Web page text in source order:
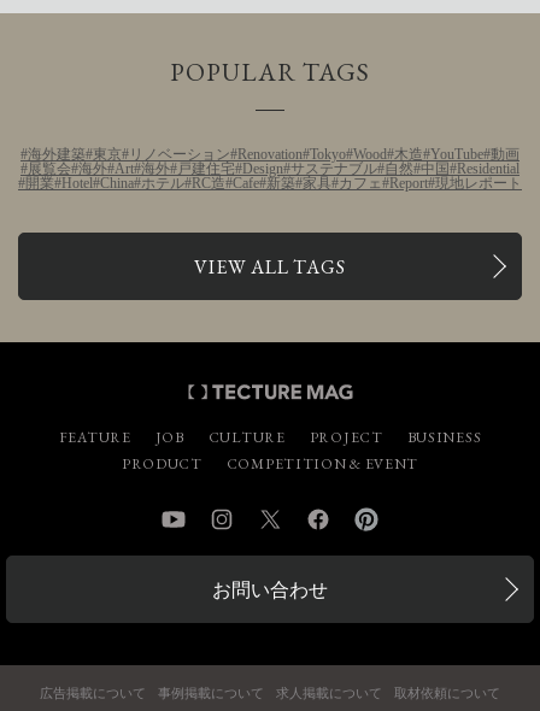
POPULAR TAGS
海外建築 東京 リノベーション Renovation Tokyo Wood 木造 YouTube 動画
展覧会 海外 Art 海外 戸建住宅 Design サステナブル 自然 中国
Residential
開業
Hotel China ホテル RC造 Cafe 新築 家具 カフェ Report 現地レポート
VIEW ALL TAGS
FEATURE JOB CULTURE PROJECT
BUSINESS
PRODUCT
COMPETITION & EVENT
YouTube InstagramTwitter Facebook
お問い合わせ
広告掲載について 事例掲載について 求人掲載について
取材依頼について